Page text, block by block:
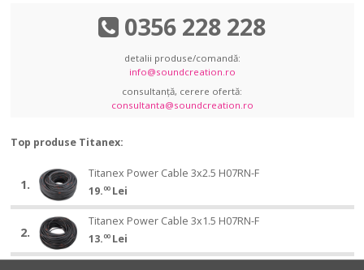
0356 228 228
detalii produse/comandă:
info@soundcreation.ro
consultanță, cerere ofertă:
consultanta@soundcreation.ro
Top produse Titanex:
Titanex
Power
Cable
H07RN-
F
1.
Titanex
Power
Cable
3x2.5
H07RN-
F
Titanex Power Cable 3x2.5 H07RN-F
19. 00 Lei
Titanex
Power
Cable
2.
Titanex
Power
Cable
Titanex Power Cable 3x1.5 H07RN-F
13. 00 Lei